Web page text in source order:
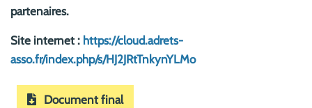
partenaires.
Site internet : https://cloud.adrets-
asso.fr/index.php/s/HJ2JRtTnkynYLMo
Document final